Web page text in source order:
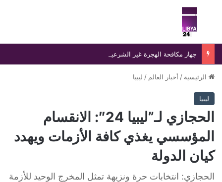
بحث عن
الرئيسية / أخبار العالم / ليبيا
ليبيا
الحجازي لـ”ليبيا 24″: الانقسام
المؤسسي يغذي كافة الأزمات ويهدد
كيان الدولة
الحجازي: انتخابات حرة ونزيهة تمثل المخرج الوحيد للأزمة